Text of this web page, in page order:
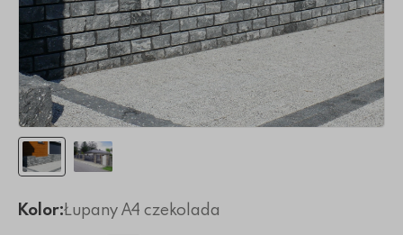
Kolor:Łupany A4 czekolada